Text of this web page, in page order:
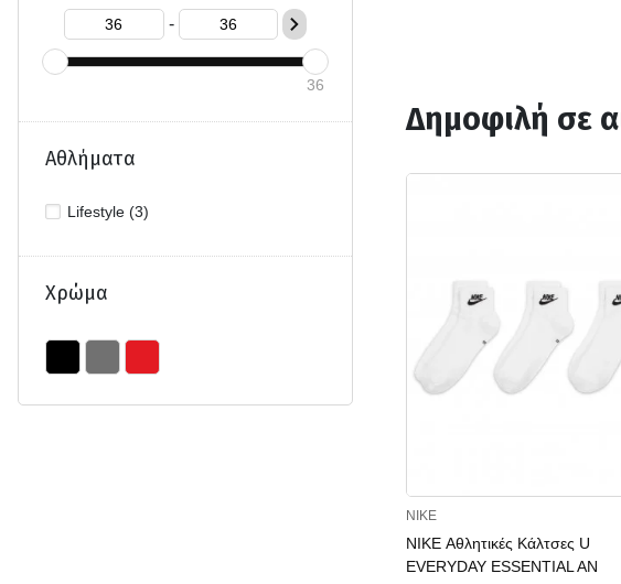
-
36
Αθλήματα
Lifestyle (3)
Χρώμα
Δημοφιλή σε
NIKE
NIKE Αθλητικές Κάλτσες U
EVERYDAY ESSENTIAL AN